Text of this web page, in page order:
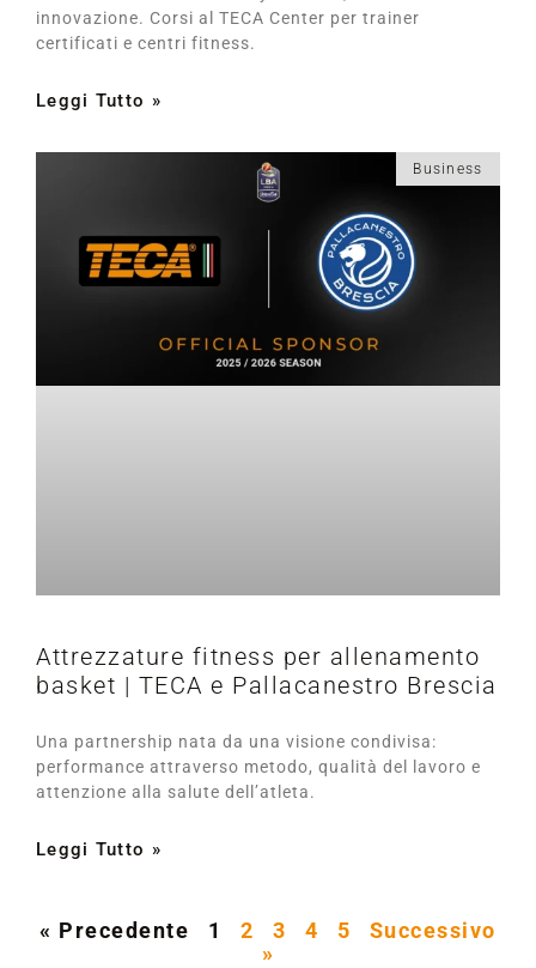
innovazione. Corsi al TECA Center per trainer
certificati e centri fitness.
Leggi Tutto »
Business
Attrezzature fitness per allenamento
basket | TECA e Pallacanestro Brescia
Una partnership nata da una visione condivisa:
performance attraverso metodo, qualità del lavoro e
attenzione alla salute dell’atleta.
Leggi Tutto »
« Precedente 1 2 3 4 5
Successivo
»